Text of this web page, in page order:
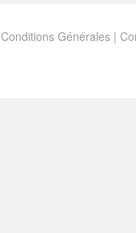
Conditions Générales|